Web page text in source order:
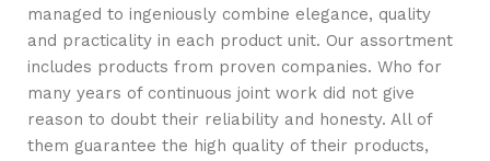
managed to ingeniously combine elegance, quality
and practicality in each product unit. Our assortment
includes products from proven companies. Who for
many years of continuous joint work did not give
reason to doubt their reliability and honesty. All of
them guarantee the high quality of their products,